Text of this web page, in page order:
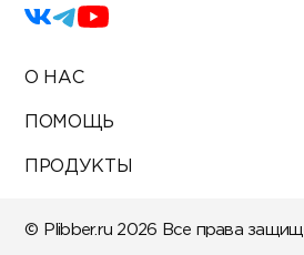
О НАС
ПОМОЩЬ
ПРОДУКТЫ
© Plibber.ru 2026 Все права